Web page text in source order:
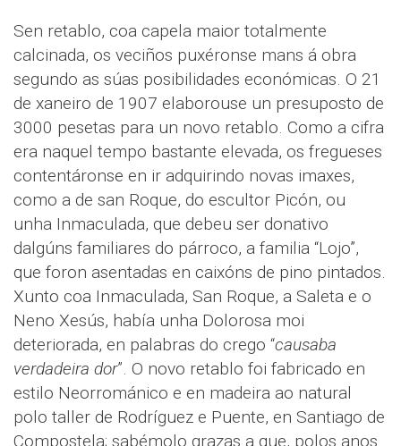
Sen retablo, coa capela maior totalmente
calcinada, os veciños puxéronse mans á obra
segundo as súas posibilidades económicas. O 21
de xaneiro de 1907 elaborouse un presuposto de
3000 pesetas para un novo retablo. Como a cifra
era naquel tempo bastante elevada, os fregueses
contentáronse en ir adquirindo novas imaxes,
como a de san Roque, do escultor Picón, ou
unha Inmaculada, que debeu ser donativo
dalgúns familiares do párroco, a familia “Lojo”,
que foron asentadas en caixóns de pino pintados.
Xunto coa Inmaculada, San Roque, a Saleta e o
Neno Xesús, había unha Dolorosa moi
deteriorada, en palabras do crego “causaba
verdadeira dor”. O novo retablo foi fabricado en
estilo Neorrománico e en madeira ao natural
polo taller de Rodríguez e Puente, en Santiago de
Compostela; sabémolo grazas a que, polos anos